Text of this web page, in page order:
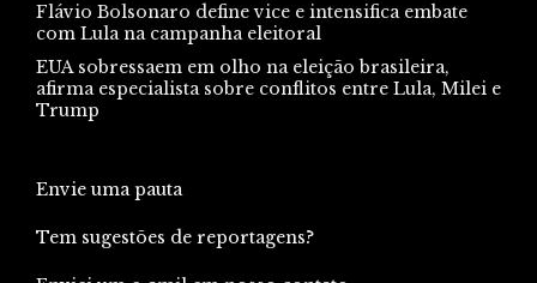
Flávio Bolsonaro define vice e intensifica embate
com Lula na campanha eleitoral
EUA sobressaem em olho na eleição brasileira,
afirma especialista sobre conflitos entre Lula, Milei e
Trump
Envie uma pauta
Tem sugestões de reportagens?